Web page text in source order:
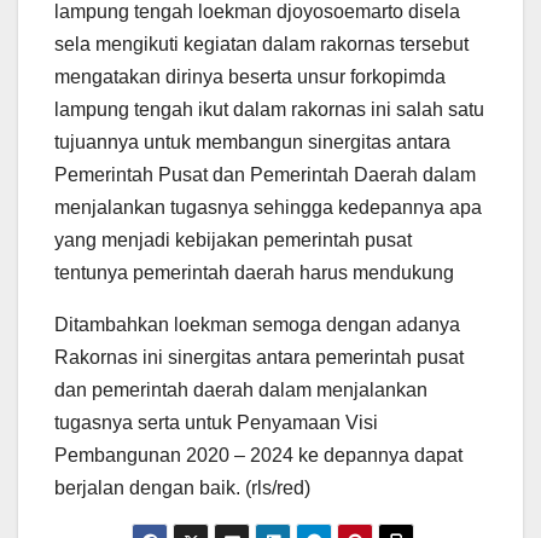
lampung tengah loekman djoyosoemarto disela
sela mengikuti kegiatan dalam rakornas tersebut
mengatakan dirinya beserta unsur forkopimda
lampung tengah ikut dalam rakornas ini salah satu
tujuannya untuk membangun sinergitas antara
Pemerintah Pusat dan Pemerintah Daerah dalam
menjalankan tugasnya sehingga kedepannya apa
yang menjadi kebijakan pemerintah pusat
tentunya pemerintah daerah harus mendukung
Ditambahkan loekman semoga dengan adanya
Rakornas ini sinergitas antara pemerintah pusat
dan pemerintah daerah dalam menjalankan
tugasnya serta untuk Penyamaan Visi
Pembangunan 2020 – 2024 ke depannya dapat
berjalan dengan baik. (rls/red)